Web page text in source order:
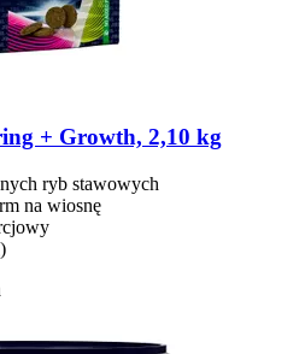
+ Growth, 2,10 kg
ryb stawowych
na wiosnę